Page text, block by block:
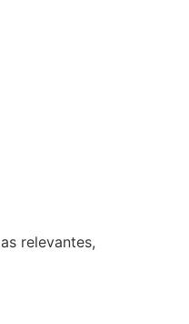
relevantes,